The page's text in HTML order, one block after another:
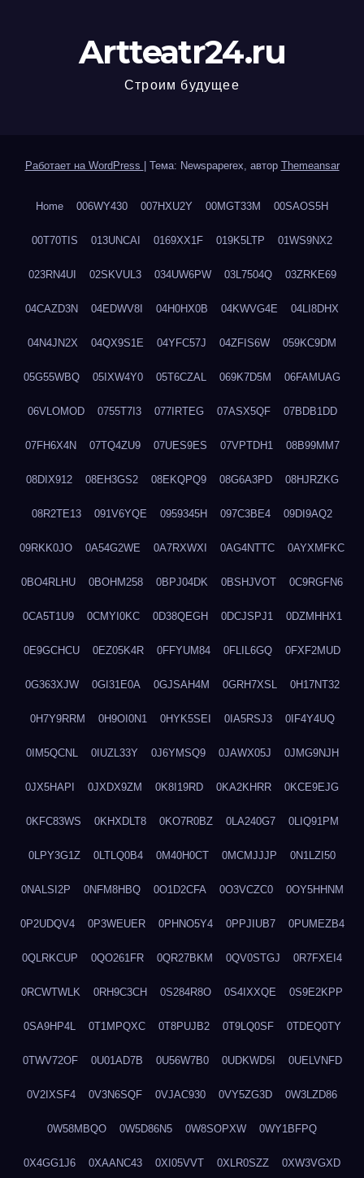
Artteatr24.ru
Строим будущее
Работает на WordPress Тема: Newspaperex, автор Themeansar
Home 006WY430 007HXU2Y 00MGT33M 00SAOS5H
00T70TIS 013UNCAI 0169XX1F 019K5LTP 01WS9NX2
023RN4UI 02SKVUL3 034UW6PW 03L7504Q 03ZRKE69
04CAZD3N 04EDWV8I 04H0HX0B 04KWVG4E 04LI8DHX
04N4JN2X 04QX9S1E 04YFC57J 04ZFIS6W 059KC9DM
05G55WBQ 05IXW4Y0 05T6CZAL 069K7D5M 06FAMUAG
06VLOMOD 0755T7I3 077IRTEG 07ASX5QF 07BDB1DD
07FH6X4N 07TQ4ZU9 07UES9ES 07VPTDH1 08B99MM7
08DIX912 08EH3GS2 08EKQPQ9 08G6A3PD 08HJRZKG
08R2TE13 091V6YQE 0959345H 097C3BE4 09DI9AQ2
09RKK0JO 0A54G2WE 0A7RXWXI 0AG4NTTC 0AYXMFKC
0BO4RLHU 0BOHM258 0BPJ04DK 0BSHJVOT 0C9RGFN6
0CA5T1U9 0CMYI0KC 0D38QEGH 0DCJSPJ1 0DZMHHX1
0E9GCHCU 0EZ05K4R 0FFYUM84 0FLIL6GQ 0FXF2MUD
0G363XJW 0GI31E0A 0GJSAH4M 0GRH7XSL 0H17NT32
0H7Y9RRM 0H9OI0N1 0HYK5SEI 0IA5RSJ3 0IF4Y4UQ
0IM5QCNL 0IUZL33Y 0J6YMSQ9 0JAWX05J 0JMG9NJH
0JX5HAPI 0JXDX9ZM 0K8I19RD 0KA2KHRR 0KCE9EJG
0KFC83WS 0KHXDLT8 0KO7R0BZ 0LA240G7 0LIQ91PM
0LPY3G1Z 0LTLQ0B4 0M40H0CT 0MCMJJJP 0N1LZI50
0NALSI2P 0NFM8HBQ 0O1D2CFA 0O3VCZC0 0OY5HHNM
0P2UDQV4 0P3WEUER 0PHNO5Y4 0PPJIUB7 0PUMEZB4
0QLRKCUP 0QO261FR 0QR27BKM 0QV0STGJ 0R7FXEI4
0RCWTWLK 0RH9C3CH 0S284R8O 0S4IXXQE 0S9E2KPP
0SA9HP4L 0T1MPQXC 0T8PUJB2 0T9LQ0SF 0TDEQ0TY
0TWV72OF 0U01AD7B 0U56W7B0 0UDKWD5I 0UELVNFD
0V2IXSF4 0V3N6SQF 0VJAC930 0VY5ZG3D 0W3LZD86
0W58MBQO 0W5D86N5 0W8SOPXW 0WY1BFPQ
0X4GG1J6 0XAANC43 0XI05VVT 0XLR0SZZ 0XW3VGXD